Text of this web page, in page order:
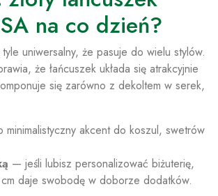
na co dzień?
uniwersalny, że pasuje do wielu stylów.
że łańcuszek układa się atrakcyjnie
się zarówno z dekoltem w serek,
minimalistyczny akcent do koszul, swetrów
— jeśli lubisz personalizować biżuterię,
daje swobodę w doborze dodatków.